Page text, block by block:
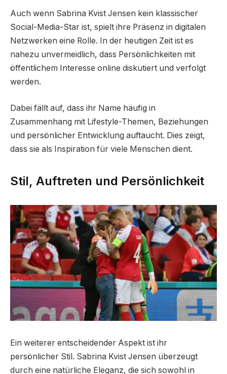
Auch wenn Sabrina Kvist Jensen kein klassischer
Social-Media-Star ist, spielt ihre Präsenz in digitalen
Netzwerken eine Rolle. In der heutigen Zeit ist es
nahezu unvermeidlich, dass Persönlichkeiten mit
öffentlichem Interesse online diskutiert und verfolgt
werden.
Dabei fällt auf, dass ihr Name häufig in
Zusammenhang mit Lifestyle-Themen, Beziehungen
und persönlicher Entwicklung auftaucht. Dies zeigt,
dass sie als Inspiration für viele Menschen dient.
Stil, Auftreten und Persönlichkeit
Ein weiterer entscheidender Aspekt ist ihr
persönlicher Stil. Sabrina Kvist Jensen überzeugt
durch eine natürliche Eleganz, die sich sowohl in